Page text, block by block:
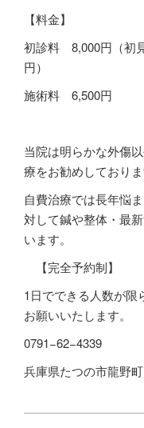
【料金】
初診料 8,000円（
円）
施術料 6,500円
当院は明らかな外傷
療をお勧めしておりま
自費治療では長年悩
対して鍼や整体・最
います。
【完全予約制】
1日でできる人数が限
お願いいたします。
0791−62−4339
兵庫県たつの市龍野